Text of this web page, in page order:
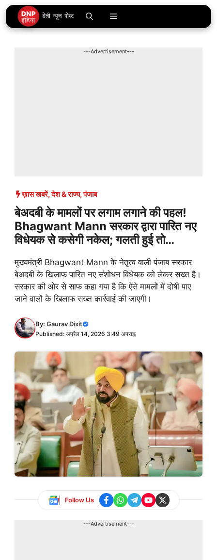
Skip
to
content
Menu
---Advertisement---
ख़ास खबरें,देश & राज्य,पंजाब
बेअदबी के मामलों पर लगाम लगाने की पहल!
Bhagwant Mann सरकार द्वारा पारित नए
विधेयक से कसेगी नकेल; गलती हुई तो…
मुख्यमंत्री Bhagwant Mann के नेतृत्व वाली पंजाब सरकार
बेअदबी के खिलाफ पारित नए संशोधन विधेयक को लेकर सख्त है।
सरकार की ओर से साफ कहा गया है कि ऐसे मामलों में दोषी पाए
जाने वालों के खिलाफ सख्त कार्रवाई की जाएगी।
By: Gaurav Dixit
Published: अप्रैल 14, 2026 3:49 अपराह्न
Follow Us
---Advertisement---